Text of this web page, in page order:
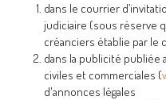
dans le courrier
judiciaire (sous réserve
créanciers établie par le
dans la publicité publiée
civiles et commerciales (
d'annonces légales